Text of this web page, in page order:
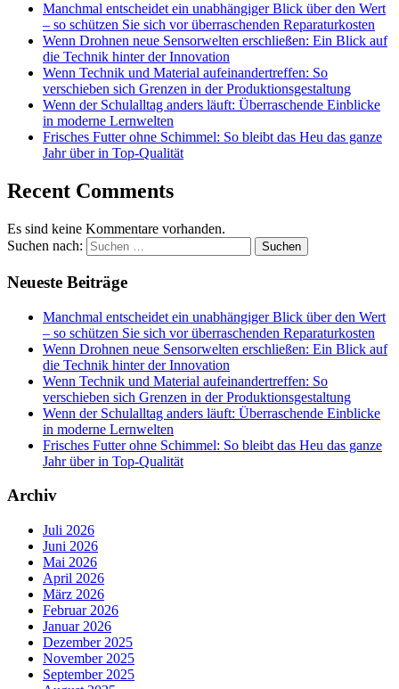
Manchmal entscheidet ein unabhängiger Blick über den Wert
– so schützen Sie sich vor überraschenden Reparaturkosten
Wenn Drohnen neue Sensorwelten erschließen: Ein Blick auf
die Technik hinter der Innovation
Wenn Technik und Material aufeinandertreffen: So
verschieben sich Grenzen in der Produktionsgestaltung
Wenn der Schulalltag anders läuft: Überraschende Einblicke
in moderne Lernwelten
Frisches Futter ohne Schimmel: So bleibt das Heu das ganze
Jahr über in Top-Qualität
Recent Comments
Es sind keine Kommentare vorhanden.
Suchen nach:
Neueste Beiträge
Manchmal entscheidet ein unabhängiger Blick über den Wert
– so schützen Sie sich vor überraschenden Reparaturkosten
Wenn Drohnen neue Sensorwelten erschließen: Ein Blick auf
die Technik hinter der Innovation
Wenn Technik und Material aufeinandertreffen: So
verschieben sich Grenzen in der Produktionsgestaltung
Wenn der Schulalltag anders läuft: Überraschende Einblicke
in moderne Lernwelten
Frisches Futter ohne Schimmel: So bleibt das Heu das ganze
Jahr über in Top-Qualität
Archiv
Juli 2026
Juni 2026
Mai 2026
April 2026
März 2026
Februar 2026
Januar 2026
Dezember 2025
November 2025
September 2025